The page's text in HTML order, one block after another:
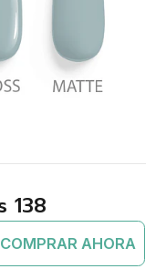
138
COMPRAR AHORA